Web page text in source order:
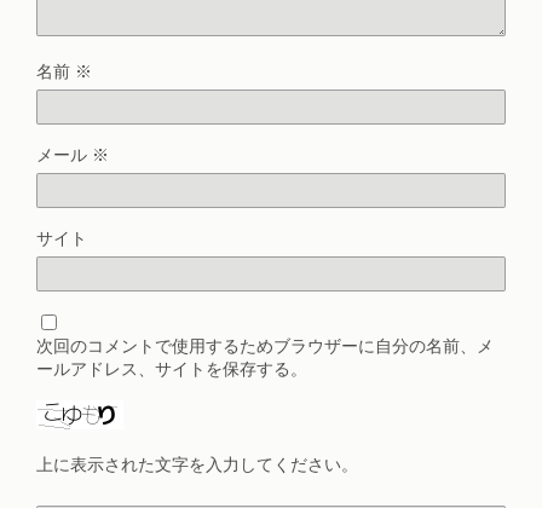
名前 ※
メール ※
サイト
次回のコメントで使用するためブラウザーに自分の名前、メ
ールアドレス、サイトを保存する。
上に表示された文字を入力してください。